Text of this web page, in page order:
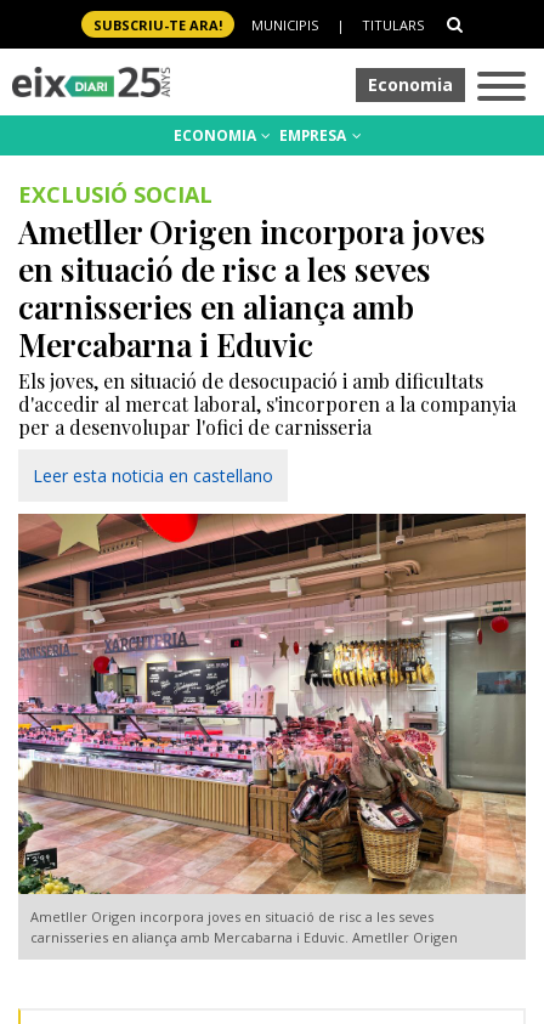
SUBSCRIU-TE ARA! MUNICIPIS | TITULARS
Economia
ECONOMIA EMPRESA
EXCLUSIÓ SOCIAL
Ametller Origen incorpora joves
en situació de risc a les seves
carnisseries en aliança amb
Mercabarna i Eduvic
Els joves, en situació de desocupació i amb dificultats
d'accedir al mercat laboral, s'incorporen a la companyia
per a desenvolupar l'ofici de carnisseria
Leer esta noticia en castellano
Ametller Origen incorpora joves en situació de risc a les seves
carnisseries en aliança amb Mercabarna i Eduvic. Ametller Origen